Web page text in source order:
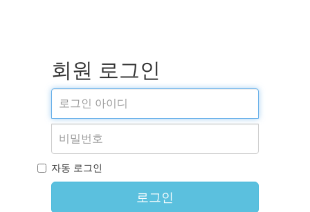
회원 로그인
자동 로그인
로그인